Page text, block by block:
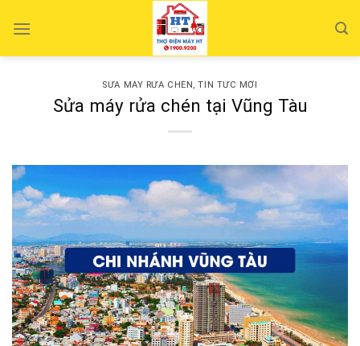
SỬA MÁY RỬA CHÉN,TIN TỨC MỚI
Sửa máy rửa chén tại Vũng Tàu